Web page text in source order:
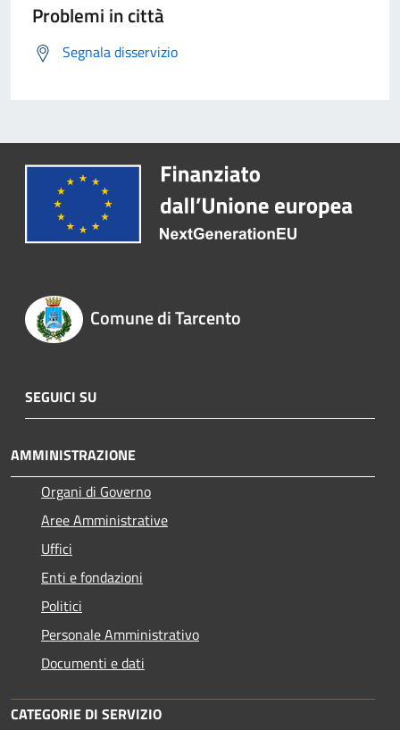
Problemi in città
Segnala disservizio
Comune di Tarcento
SEGUICI SU
AMMINISTRAZIONE
Organi di Governo
Aree Amministrative
Uffici
Enti e fondazioni
Politici
Personale Amministrativo
Documenti e dati
CATEGORIE DI SERVIZIO